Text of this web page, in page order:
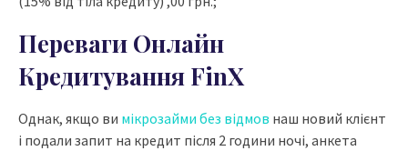
Переваги Онлайн
Кредитування FinX
Однак, якщо ви мікрозайми без відмов наш новий клієнт
і подали запит на кредит після 2 години ночі, анкета